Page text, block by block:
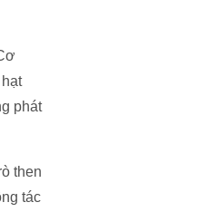
phát
then
tác